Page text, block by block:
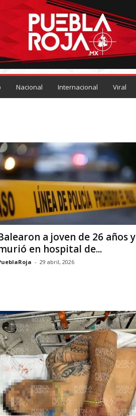
Nacional Internacional Viral
a joven de 26 años y
en hospital de...
- 29 abril, 2026